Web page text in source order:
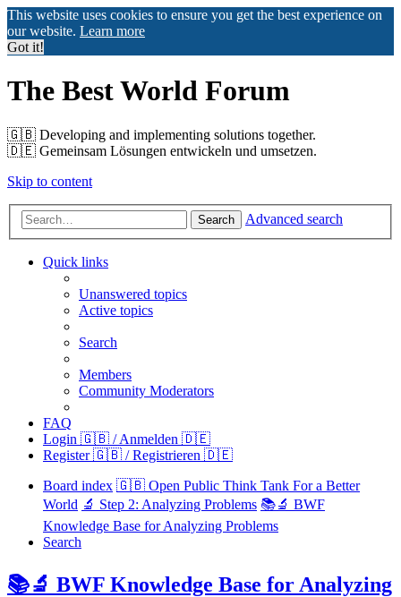
This website uses cookies to ensure you get the best experience on
our website. Learn more
Got it!
The Best World Forum
🇬🇧️ Developing and implementing solutions together.
🇩🇪️ Gemeinsam Lösungen entwickeln und umsetzen.
Skip to content
Search Advanced search
Quick links
Unanswered topics
Active topics
Search
Members
Community Moderators
FAQ
Login 🇬🇧 / Anmelden 🇩🇪
Register 🇬🇧 / Registrieren 🇩🇪
Board index 🇬🇧 Open Public Think Tank For a Better
World 🔬 Step 2: Analyzing Problems 📚🔬 BWF
Knowledge Base for Analyzing Problems
Search
📚🔬 BWF Knowledge Base for Analyzing